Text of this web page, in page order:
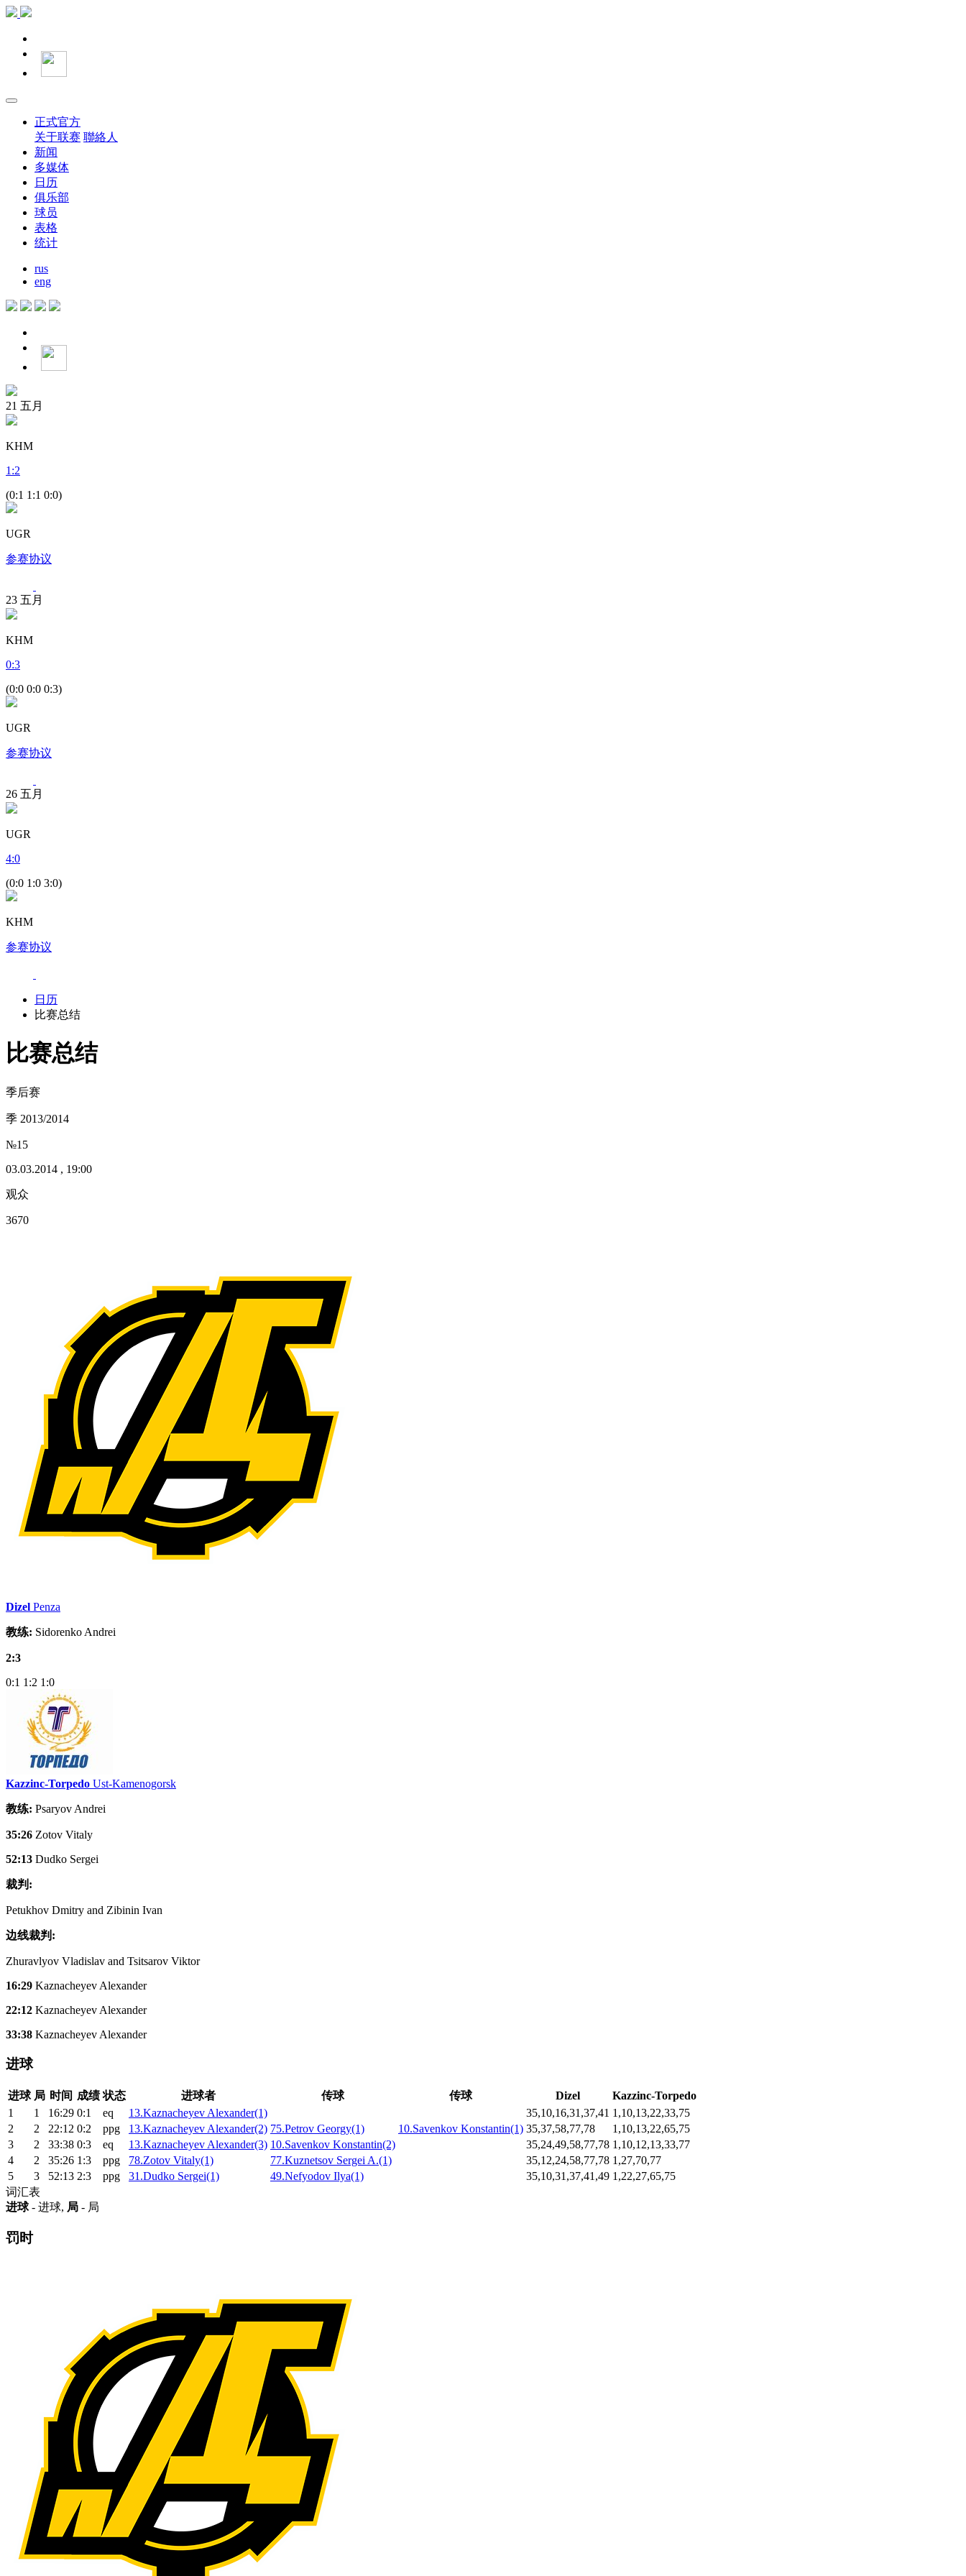
正式官方
关于联赛 聯絡人
新闻
多媒体
日历
俱乐部
球员
表格
统计
rus
eng
21 五月
KHM
1 :2
(0:1 1:1 0:0)
UGR
参赛协议
23 五月
KHM
0:3
(0:0 0:0 0:3)
UGR
参赛协议
26 五月
UGR
4:0
(0:0 1:0 3:0)
KHM
参赛协议
日历
比赛总结
比赛总结
季后赛
季 2013/2014
№15
03.03.2014 , 19:00
观众
3670
Dizel Penza
教练: Sidorenko Andrei
2:3
0:1 1:2 1:0
Kazzinc-Torpedo Ust-Kamenogorsk
教练: Psaryov Andrei
35:26 Zotov Vitaly
52:13 Dudko Sergei
裁判:
Petukhov Dmitry and Zibinin Ivan
边线裁判:
Zhuravlyov Vladislav and Tsitsarov Viktor
16:29 Kaznacheyev Alexander
22:12 Kaznacheyev Alexander
33:38 Kaznacheyev Alexander
进球
进球 局 时间 成绩 状态 进球者 传球 传球 Dizel
Kazzinc-Torpedo
1
1 16:29 0:1 eq 13.Kaznacheyev Alexander(1) 35,10,16,31,37,41 1,10,13,22,33,75
2
2 22:12 0:2 ppg 13.Kaznacheyev Alexander(2) 75.Petrov Georgy(1) 10.Savenkov Konstantin(1) 35,37,58,77,78
1,10,13,22,65,75
3
2 33:38 0:3 eq 13.Kaznacheyev Alexander(3) 10.Savenkov Konstantin(2) 35,24,49,58,77,78 1,10,12,13,33,77
4
2 35:26 1:3 ppg 78.Zotov Vitaly(1) 77.Kuznetsov Sergei A.(1) 35,12,24,58,77,78 1,27,70,77
5
3 52:13 2:3 ppg 31.Dudko Sergei(1) 49.Nefyodov Ilya(1) 35,10,31,37,41,49 1,22,27,65,75
词汇表
进球- 进球, 局 - 局
罚时